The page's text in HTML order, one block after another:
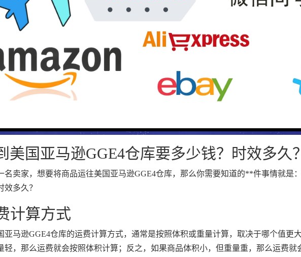
美国亚马逊GGE4仓库要多少钱？时效多久？
名卖家，想要将商品运往美国亚马逊GGE4仓库，那么你需要知道的**件事情就是
效多久？
计算方式
亚马逊GGE4仓库的运费计算方式，通常是按照体积或重量计算，取决于哪个值更
轻，那么运费就会按照体积计算；反之，如果商品体积小，但重量重，那么运费就